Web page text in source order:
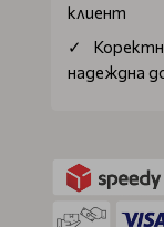
клиент
надеждна